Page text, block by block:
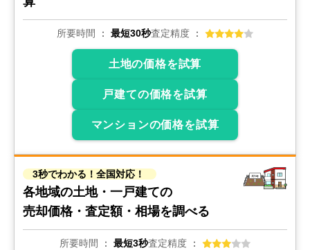
所要時間 最短30秒査定精度
土地の価格を試算
戸建ての価格を試算
マンションの価格を試算
3秒でわかる！全国対応！
各地域の土地・一戸建ての
売却価格・査定額・相場を調べる
所要時間 最短3秒査定精度